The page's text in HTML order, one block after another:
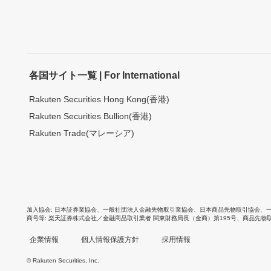
各国サイト一覧 | For International
Rakuten Securities Hong Kong(香港)
Rakuten Securities Bullion(香港)
Rakuten Trade(マレーシア)
加入協会 日本証券業協会 一般社団法人金融先物取引業協会 日本商品先物取引協会
商号等 楽天証券株式会社／金融商品取引業者 関東財務局長（金商）第195号、商品先物
企業情報 個人情報保護方針 採用情報
© Rakuten Securities, Inc.